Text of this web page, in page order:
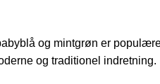
og mintgrøn er
og traditionel indretning.